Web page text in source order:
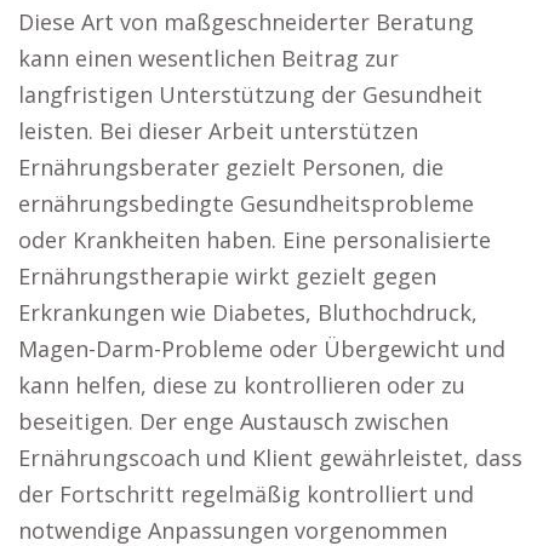
Diese Art von maßgeschneiderter Beratung
kann einen wesentlichen Beitrag zur
langfristigen Unterstützung der Gesundheit
leisten. Bei dieser Arbeit unterstützen
Ernährungsberater gezielt Personen, die
ernährungsbedingte Gesundheitsprobleme
oder Krankheiten haben. Eine personalisierte
Ernährungstherapie wirkt gezielt gegen
Erkrankungen wie Diabetes, Bluthochdruck,
Magen-Darm-Probleme oder Übergewicht und
kann helfen, diese zu kontrollieren oder zu
beseitigen. Der enge Austausch zwischen
Ernährungscoach und Klient gewährleistet, dass
der Fortschritt regelmäßig kontrolliert und
notwendige Anpassungen vorgenommen